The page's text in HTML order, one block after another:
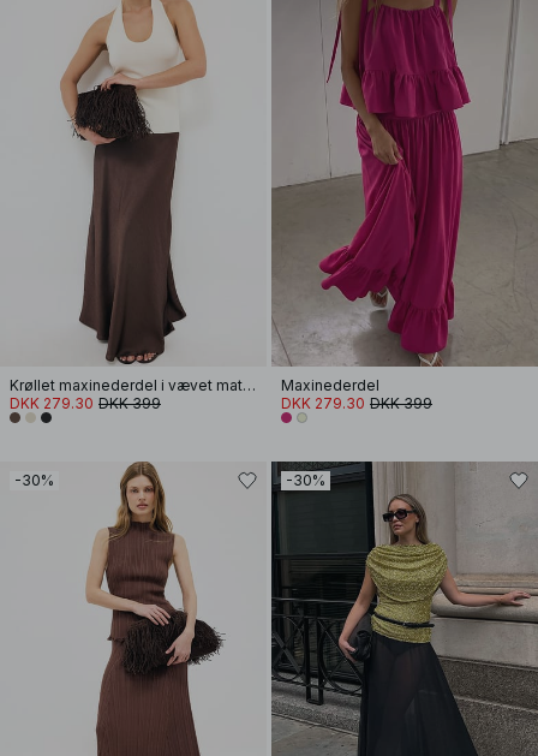
Krøllet maxinederdel i vævet materiale
DKK 279.30 DKK 399
Maxinederdel
DKK 279.30 DKK 399
-30% -30%